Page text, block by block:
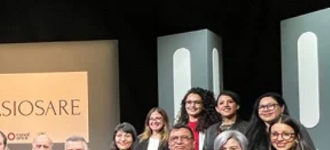
Manifestaciones hoy en CDMX 6 de agosto del
2 días ago